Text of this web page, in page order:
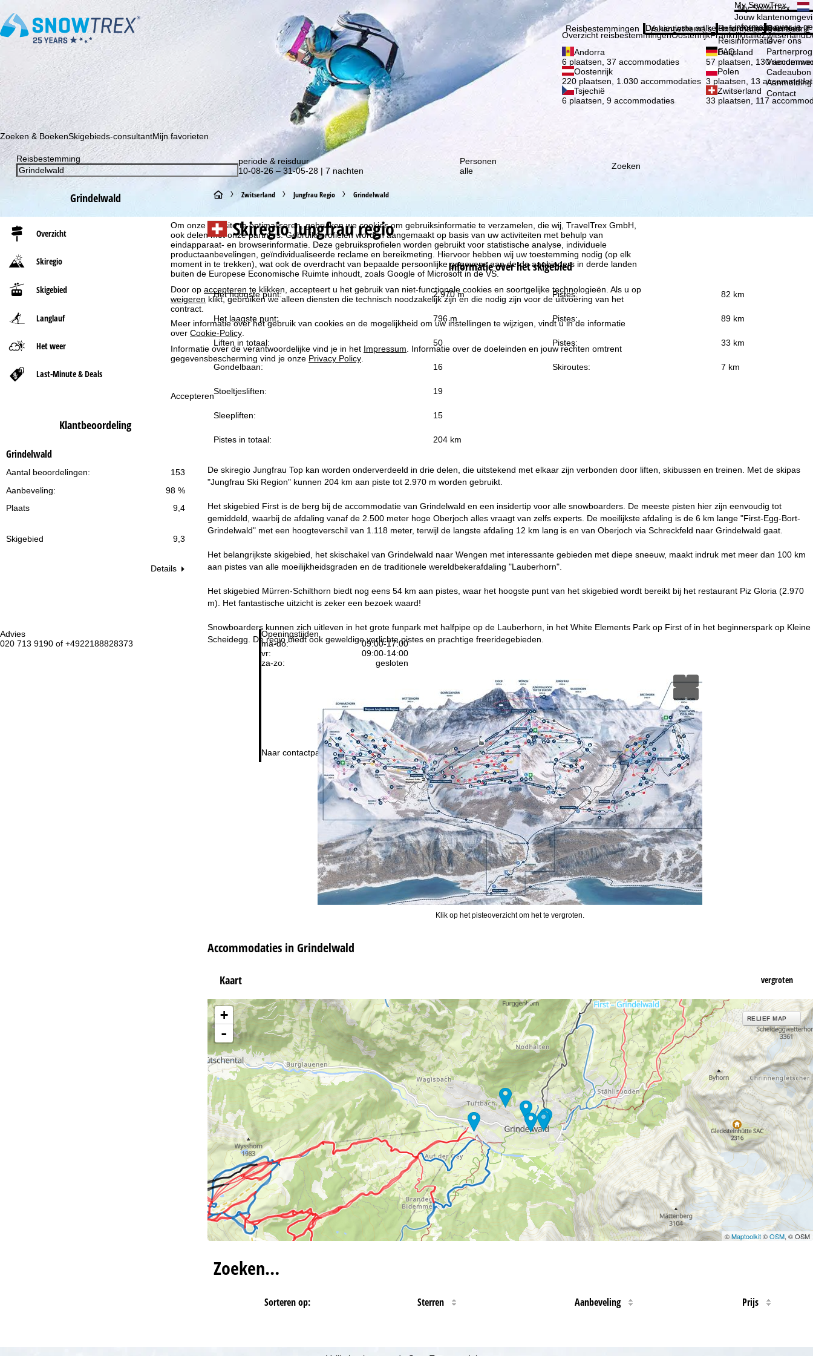
Om onze website te optimaliseren, gebruiken we cookies om gebruiksinformatie te verzamelen, die wij, TravelTrex GmbH,
ook delen met onze partners. Gebruiksprofielen worden aangemaakt op basis van uw activiteiten met behulp van
eindapparaat- en browserinformatie. Deze gebruiksprofielen worden gebruikt voor statistische analyse, individuele
productaanbevelingen, geïndividualiseerde reclame en bereikmeting. Hiervoor hebben wij uw toestemming nodig (op elk
moment in te trekken), wat ook de overdracht van bepaalde persoonlijke gegevens aan derde aanbieders in derde landen
buiten de Europese Economische Ruimte inhoudt, zoals Google of Microsoft in de VS.
Door op accepteren te klikken, accepteert u het gebruik van niet-functionele cookies en soortgelijke technologieën. Als u op
weigeren klikt, gebruiken we alleen diensten die technisch noodzakelijk zijn en die nodig zijn voor de uitvoering van het
contract.
Meer informatie over het gebruik van cookies en de mogelijkheid om uw instellingen te wijzigen, vindt u in de informatie
over Cookie-Policy
Informatie over de verantwoordelijke vind je in het Impressum . Informatie over de doeleinden en jouw rechten omtrent
gegevensbescherming vind je onze Privacy Policy
Accepteren
Advies
020 713 9190 of +4922188828373
Openingstijden
ma-do:
09:00-17:00
vr:
09:00-14:00
za-zo:
gesloten
Naar contactpagina
Advies
Schrijf je in voor onze nieuwsbrief en wees als eerste op de hoogte van onze kortingsacties!
My SnowTrex
My SnowTrex
Jouw
informatie over je
Reisbestemmingen
Overzicht reisbestemmingenOostenrijkFrankrijkItaliëZwitserland
Andorra
6 plaatsen, 37 accommodaties
Duitsland
57 plaatsen, 130
Oostenrijk
220 plaatsen, 1.030 accommodaties
Polen
3 plaatsen, 13
Tsjechië
6 plaatsen, 9 accommodaties
Zwitserland
33 plaatsen, 117
Vakantiethema's
De nieuwste artikelen in ons magazine
Informatie
Reisinformatie
Reisinformatie
FAQ
Het bedrijf
Over ons
Over ons
Cadeaubon
Contact
Zoeken & BoekenSkigebieds-consultantMijn favorieten
Reisbestemming
periode & reisduur
10-08-26 – 31-05-28 | 7 nachten
Personen
alle
Zoeken
Grindelwald
Overzicht
Skiregio
Skigebied
Langlauf
Het weer
Last-Minute & Deals
Klantbeoordeling
Grindelwald
153
Aantal beoordelingen:
98 %
Aanbeveling:
Plaats
9,4
Skigebied 9,3
Details
S
t
a
r
t
p
a
g
i
n
a
Zwitserland Jungfrau Regio Grindelwald
Skiregio Jungfrau regio
Informatie over het skigebied
Het hoogste punt: 2.970 m Pistes: 82 km
Het laagste punt: 796 m Pistes: 89 km
Liften in totaal: 50 Pistes: 33 km
Gondelbaan: 16 Skiroutes: 7 km
Stoeltjesliften: 19
Sleepliften: 15
Pistes in totaal: 204 km
De skiregio Jungfrau Top kan worden onderverdeeld in drie delen, die uitstekend met elkaar zijn verbonden door liften, skibussen en treinen. Met de skipas
"Jungfrau Ski Region" kunnen 204 km aan piste tot 2.970 m worden gebruikt.
Het skigebied First is de berg bij de accommodatie van Grindelwald en een insidertip voor alle snowboarders. De meeste pisten hier zijn eenvoudig tot
gemiddeld, waarbij de afdaling vanaf de 2.500 meter hoge Oberjoch alles vraagt van zelfs experts. De moeilijkste afdaling is de 6 km lange "First-Egg-Bort-
Grindelwald" met een hoogteverschil van 1.118 meter, terwijl de langste afdaling 12 km lang is en van Oberjoch via Schreckfeld naar Grindelwald gaat.
Het belangrijkste skigebied, het skischakel van Grindelwald naar Wengen met interessante gebieden met diepe sneeuw, maakt indruk met meer dan 100 km
aan pistes van alle moeilijkheidsgraden en de traditionele wereldbekerafdaling "Lauberhorn".
Het skigebied Mürren-Schilthorn biedt nog eens 54 km aan pistes, waar het hoogste punt van het skigebied wordt bereikt bij het restaurant Piz Gloria (2.970
m). Het fantastische uitzicht is zeker een bezoek waard!
Snowboarders kunnen zich uitleven in het grote funpark met halfpipe op de Lauberhorn, in het White Elements Park op First of in het beginnerspark op Kleine
Scheidegg. De regio biedt ook geweldige verlichte pistes en prachtige freeridegebieden.
Klik op het pisteoverzicht om het te vergroten.
Accommodaties in Grindelwald
Kaart vergroten
+
-
RELIEF MAP
©Maptoolkit©OSM, © OSM
Zoeken…
Sorteren op: Sterren Aanbeveling Prijs